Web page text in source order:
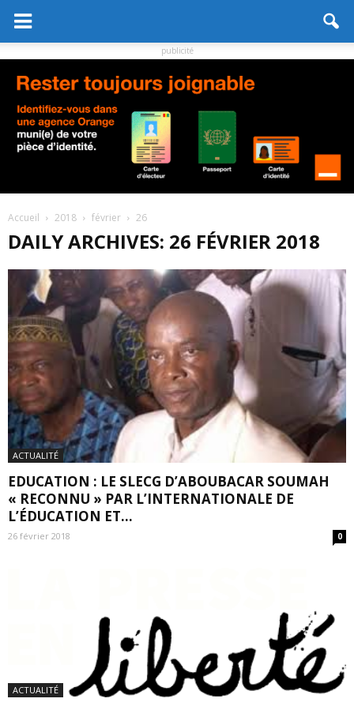
publicité
Accueil 2018 février 26
DAILY ARCHIVES: 26 FÉVRIER 2018
ACTUALITÉ
EDUCATION : LE SLECG D’ABOUBACAR SOUMAH
« RECONNU » PAR L’INTERNATIONALE DE
L’ÉDUCATION ET...
26 février 2018 0
ACTUALITÉ